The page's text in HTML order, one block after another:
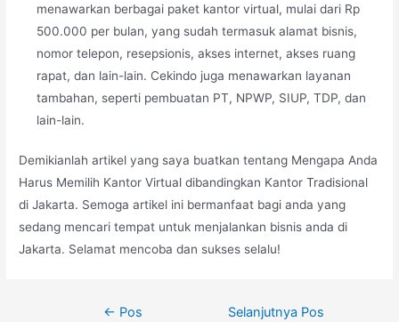
menawarkan berbagai paket kantor virtual, mulai dari Rp
500.000 per bulan, yang sudah termasuk alamat bisnis,
nomor telepon, resepsionis, akses internet, akses ruang
rapat, dan lain-lain. Cekindo juga menawarkan layanan
tambahan, seperti pembuatan PT, NPWP, SIUP, TDP, dan
lain-lain.
Demikianlah artikel yang saya buatkan tentang Mengapa Anda
Harus Memilih Kantor Virtual dibandingkan Kantor Tradisional
di Jakarta. Semoga artikel ini bermanfaat bagi anda yang
sedang mencari tempat untuk menjalankan bisnis anda di
Jakarta. Selamat mencoba dan sukses selalu!
← Pos Selanjutnya Pos